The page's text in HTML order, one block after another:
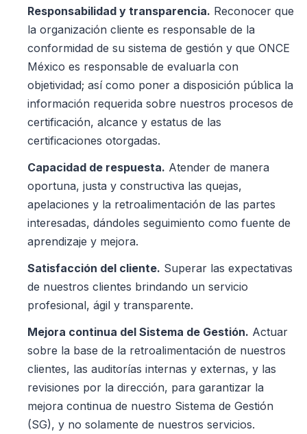
Responsabilidad y transparencia. Reconocer que
la organización cliente es responsable de la
conformidad de su sistema de gestión y que ONCE
México es responsable de evaluarla con
objetividad; así como poner a disposición pública la
información requerida sobre nuestros procesos de
certificación, alcance y estatus de las
certificaciones otorgadas.
Capacidad de respuesta. Atender de manera
oportuna, justa y constructiva las quejas,
apelaciones y la retroalimentación de las partes
interesadas, dándoles seguimiento como fuente de
aprendizaje y mejora.
Satisfacción del cliente. Superar las expectativas
de nuestros clientes brindando un servicio
profesional, ágil y transparente.
Mejora continua del Sistema de Gestión. Actuar
sobre la base de la retroalimentación de nuestros
clientes, las auditorías internas y externas, y las
revisiones por la dirección, para garantizar la
mejora continua de nuestro Sistema de Gestión
(SG), y no solamente de nuestros servicios.